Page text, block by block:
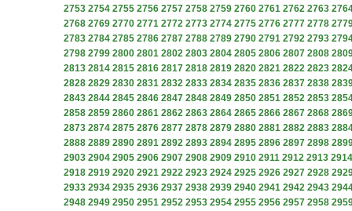
2753 2754 2755 2756 2757 2758 2759 2760 2761 2762 2763
2768 2769 2770 2771 2772 2773 2774 2775 2776 2777 2778
2783 2784 2785 2786 2787 2788 2789 2790 2791 2792 2793
2798 2799 2800 2801 2802 2803 2804 2805 2806 2807 2808
2813 2814 2815 2816 2817 2818 2819 2820 2821 2822 2823
2828 2829 2830 2831 2832 2833 2834 2835 2836 2837 2838
2843 2844 2845 2846 2847 2848 2849 2850 2851 2852 2853
2858 2859 2860 2861 2862 2863 2864 2865 2866 2867 2868
2873 2874 2875 2876 2877 2878 2879 2880 2881 2882 2883
2888 2889 2890 2891 2892 2893 2894 2895 2896 2897 2898
2903 2904 2905 2906 2907 2908 2909 2910 2911 2912 2913 2914
2918 2919 2920 2921 2922 2923 2924 2925 2926 2927 2928
2933 2934 2935 2936 2937 2938 2939 2940 2941 2942 2943
2948 2949 2950 2951 2952 2953 2954 2955 2956 2957 2958